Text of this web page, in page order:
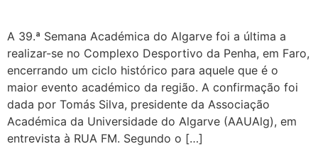
A 39.ª Semana Académica do Algarve foi a última a
realizar-se no Complexo Desportivo da Penha, em Faro,
encerrando um ciclo histórico para aquele que é o
maior evento académico da região. A confirmação foi
dada por Tomás Silva, presidente da Associação
Académica da Universidade do Algarve (AAUAlg), em
entrevista à RUA FM. Segundo o […]